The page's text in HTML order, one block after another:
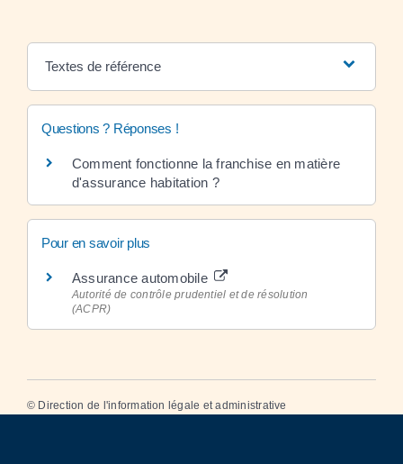
Textes de référence
Questions ? Réponses !
Comment fonctionne la franchise en matière
d'assurance habitation ?
Pour en savoir plus
Assurance automobile
Autorité de contrôle prudentiel et de résolution
(ACPR)
© Direction de l'information légale et administrative